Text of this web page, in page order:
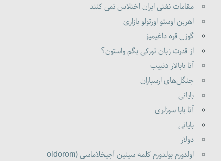
مقامات نفتی ایران اختلاس نمی کنند
اهرین اوستو اورتولو بازاری
گوزل قره داغیمیز
از قدرت زبان تورکی بگم واستون؟
آتا بابالار دئییب
جنگل‌های ارسباران
بایاتی
آتا بابا سوزلری
بایاتی
دولار
اولدورم بولدورم کلمه سینین آچیخلاماسی (oldorom